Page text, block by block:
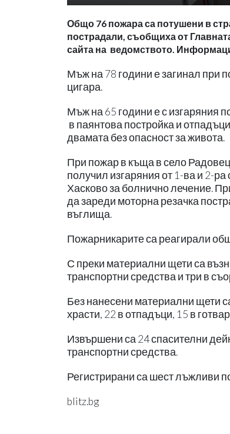
Общо 76 пожара са потушени в
пострадали, съобщиха от
сайта на ведомството.
Мъж на 78 години е загинал при
цигара.
Мъж на 65 години е с изгаряния
в паянтова постройка и
двамата без опасност за живота.
При пожар в къща в село
получил изгаряния от 1-ва и 2-
Хасково за болнично лечение.
да зареди моторна резачка
въглища.
Пожарникарите са реагирали
С преки материални щети са
транспортни средства и три в
Без нанесени материални щети
храсти, 22 в отпадъци, 15 в
Извършени са 24 спасителни
транспортни средства.
Регистрирани са шест лъжливи
blitz.bg